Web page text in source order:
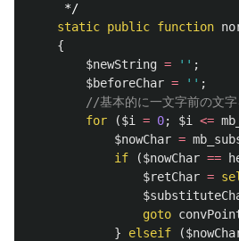
     */
static public function
{
$newString = '' ;
$beforeChar = '' ;
//基本的に一文字前の文字
for
($i = 0; $i <=
$nowChar =
if
($nowChar ==
$retChar =
goto
}
elseif (